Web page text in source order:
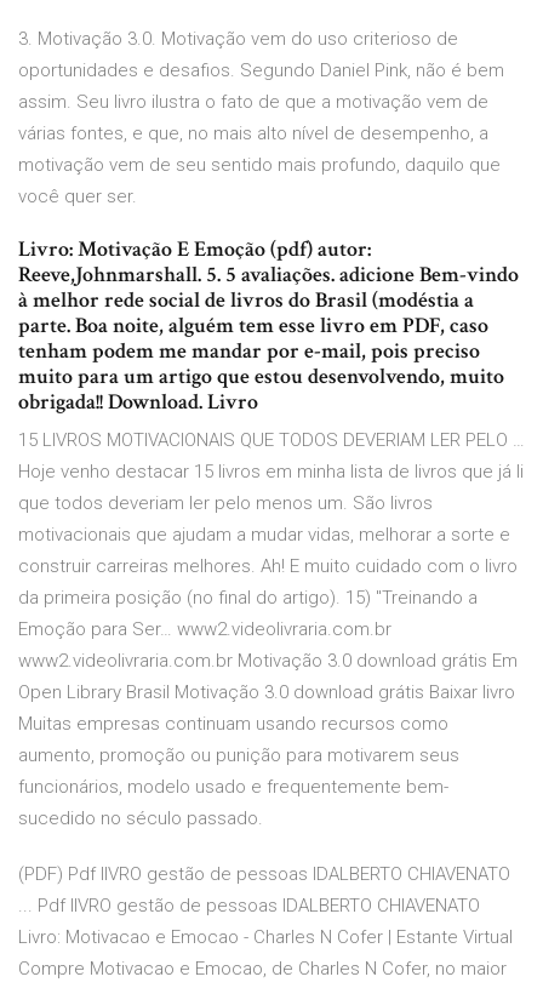
3. Motivação 3.0. Motivação vem do uso criterioso de
oportunidades e desafios. Segundo Daniel Pink, não é bem
assim. Seu livro ilustra o fato de que a motivação vem de
várias fontes, e que, no mais alto nível de desempenho, a
motivação vem de seu sentido mais profundo, daquilo que
você quer ser.
Livro: Motivação E Emoção (pdf) autor:
Reeve,Johnmarshall. 5. 5 avaliações. adicione Bem-vindo
à melhor rede social de livros do Brasil (modéstia a
parte. Boa noite, alguém tem esse livro em PDF, caso
tenham podem me mandar por e-mail, pois preciso
muito para um artigo que estou desenvolvendo, muito
obrigada!! Download. Livro
15 LIVROS MOTIVACIONAIS QUE TODOS DEVERIAM LER PELO …
Hoje venho destacar 15 livros em minha lista de livros que já li
que todos deveriam ler pelo menos um. São livros
motivacionais que ajudam a mudar vidas, melhorar a sorte e
construir carreiras melhores. Ah! E muito cuidado com o livro
da primeira posição (no final do artigo). 15) "Treinando a
Emoção para Ser… www2.videolivraria.com.br
www2.videolivraria.com.br Motivação 3.0 download grátis Em
Open Library Brasil Motivação 3.0 download grátis Baixar livro
Muitas empresas continuam usando recursos como
aumento, promoção ou punição para motivarem seus
funcionários, modelo usado e frequentemente bem-
sucedido no século passado.
(PDF) Pdf lIVRO gestão de pessoas IDALBERTO CHIAVENATO
... Pdf lIVRO gestão de pessoas IDALBERTO CHIAVENATO
Livro: Motivacao e Emocao - Charles N Cofer | Estante Virtual
Compre Motivacao e Emocao, de Charles N Cofer, no maior